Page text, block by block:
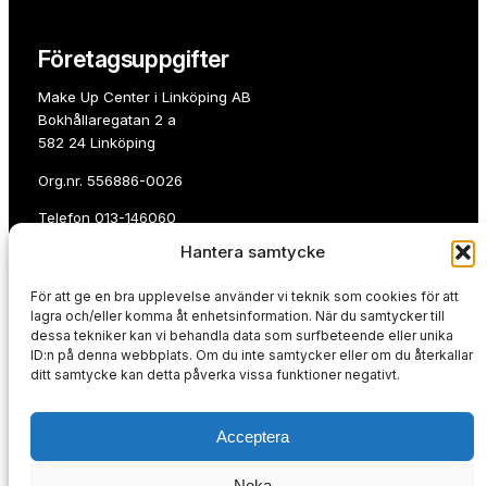
Hantera samtycke
För att ge en bra upplevelse använder vi teknik som cookies för att
lagra och/eller komma åt enhetsinformation. När du samtycker till
dessa tekniker kan vi behandla data som surfbeteende eller unika
ID:n på denna webbplats. Om du inte samtycker eller om du återkallar
ditt samtycke kan detta påverka vissa funktioner negativt.
Acceptera
Företagsuppgifter
Make Up Center i Linköping AB
Bokhållaregatan 2 a
582 24 Linköping
Org.nr. 556886-0026
Telefon 013-146060
info@makeupcenterlinkoping.se
Betala med
Du kan även handla på faktura eller avbetalning.